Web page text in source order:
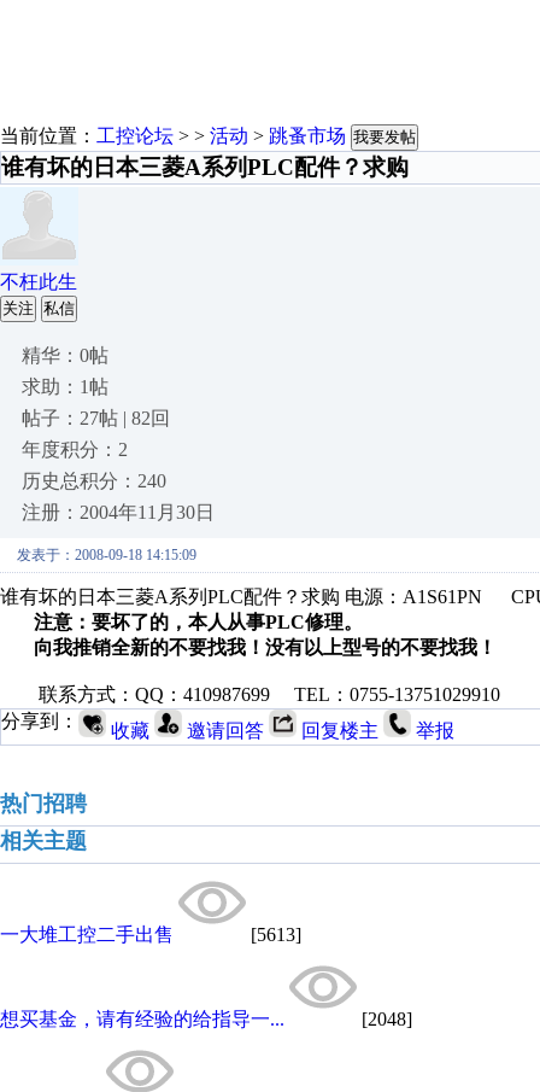
当前位置： 工控论坛 > > 活动 > 跳蚤市场 我要发帖
谁有坏的日本三菱A系列PLC配件？求购
不枉此生
关注 私信
精华：0帖
求助：1帖
帖子：27帖 | 82回
年度积分：2
历史总积分：240
注册：2004年11月30日
发表于：2008-09-18 14:15:09
谁有坏的日本三菱A系列PLC配件？求购 电源：A1S61PN
注意：要坏了的，本人从事PLC修理。
向我推销全新的不要找我！没有以上型号的不要找我！
联系方式：QQ：410987699 TEL：0755-13751029910
分享到：
收藏 邀请回答 回复楼主 举报
热门招聘
相关主题
一大堆工控二手出售 [5613]
想买基金，请有经验的给指导一... [2048]